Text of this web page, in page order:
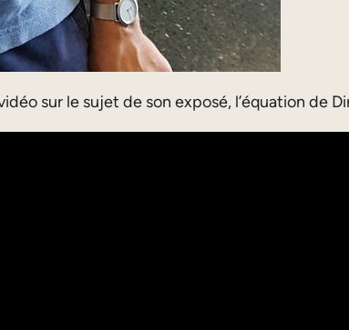
sur le sujet de son exposé, l’équation de